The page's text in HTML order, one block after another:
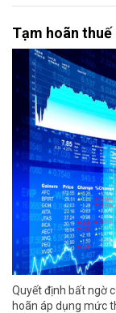
Tạm hoãn
Quyết định bất ngờ
hoãn áp dụng mức